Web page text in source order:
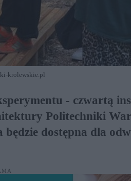
krolewskie.pl
- czwartą
Politechniki
dostępna dla